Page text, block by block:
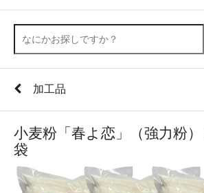
加工品
小麦粉「春よ恋」（強力
袋